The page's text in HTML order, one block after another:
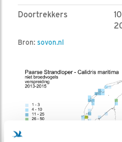
Doortrekkers
Bron: sovon.nl